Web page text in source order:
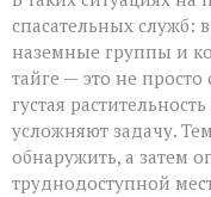
спасательных служб:
наземные группы и
тайге — это не
густая
усложняют задачу.
обнаружить, а затем
труднодоступной